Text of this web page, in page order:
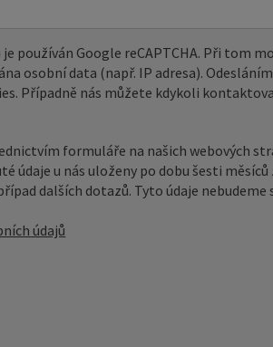
používán Google reCAPTCHA. Při tom
osobní data (např. IP adresa).
Případně nás můžete kdykoli
formuláře na našich webových
údaje u nás uloženy po dobu šesti měsíců
dalších dotazů. Tyto údaje nebudeme
údajů